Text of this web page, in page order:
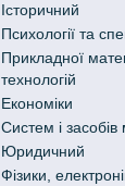
Історичний
Психології та
Прикладної
технологій
Економіки
Систем і засобів
Юридичний
Фізики,